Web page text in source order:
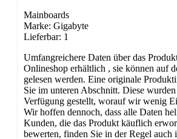
Mainboards
Marke: Gigabyte
Lieferbar: 1
Umfangreichere Daten über das
Onlineshop erhältlich , sie können auf
gelesen werden. Eine originale
Sie im unteren Abschnitt. Diese
Verfügung gestellt, worauf wir wenig
Wir hoffen dennoch, dass alle Daten
Kunden, die das Produkt käuflich
bewerten, finden Sie in der Regel auch